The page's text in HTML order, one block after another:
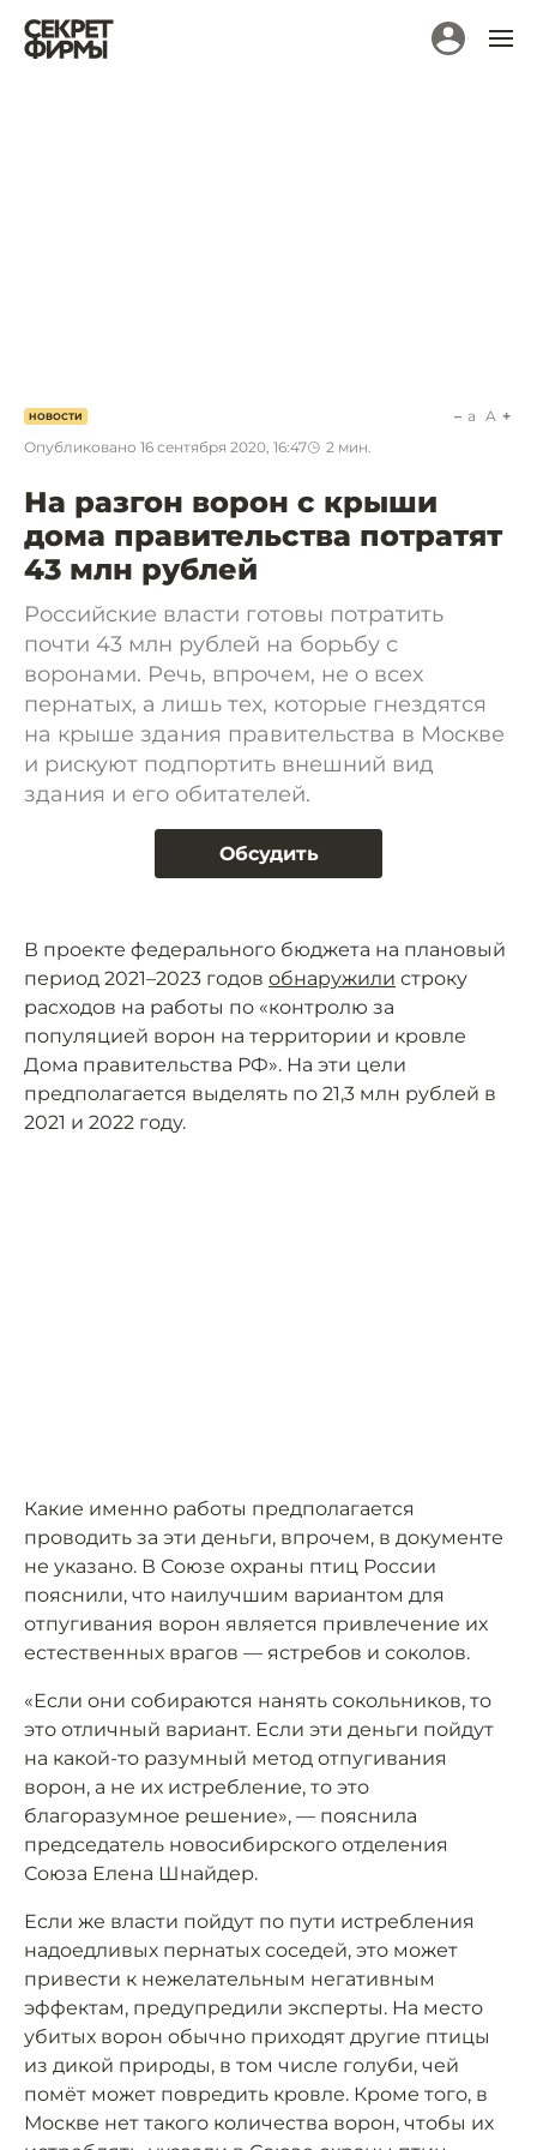
НОВОСТИ
Опубликовано 16 сентября 2020, 16:47 2 мин.
a A
На разгон ворон с крыши
дома правительства потратят
43 млн рублей
Российские власти готовы потратить
почти 43 млн рублей на борьбу с
воронами. Речь, впрочем, не о всех
пернатых, а лишь тех, которые гнездятся
на крыше здания правительства в Москве
и рискуют подпортить внешний вид
здания и его обитателей.
Обсудить
В проекте федерального бюджета на плановый
период 2021–2023 годов обнаружили строку
расходов на работы по «контролю за
популяцией ворон на территории и кровле
Дома правительства РФ». На эти цели
предполагается выделять по 21,3 млн рублей в
2021 и 2022 году.
Какие именно работы предполагается
проводить за эти деньги, впрочем, в документе
не указано. В Союзе охраны птиц России
пояснили, что наилучшим вариантом для
отпугивания ворон является привлечение их
естественных врагов — ястребов и соколов.
«Если они собираются нанять сокольников, то
это отличный вариант. Если эти деньги пойдут
на какой-то разумный метод отпугивания
ворон, а не их истребление, то это
благоразумное решение», — пояснила
председатель новосибирского отделения
Союза Елена Шнайдер.
Если же власти пойдут по пути истребления
надоедливых пернатых соседей, это может
привести к нежелательным негативным
эффектам, предупредили эксперты. На место
убитых ворон обычно приходят другие птицы
из дикой природы, в том числе голуби, чей
помёт может повредить кровле. Кроме того, в
Москве нет такого количества ворон, чтобы их